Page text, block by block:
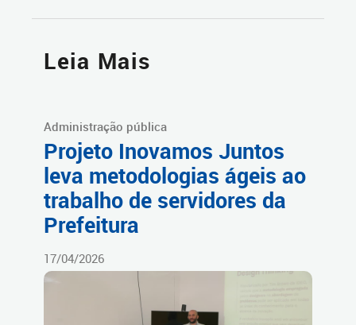
Leia Mais
Administração pública
Projeto Inovamos Juntos
leva metodologias ágeis ao
trabalho de servidores da
Prefeitura
17/04/2026